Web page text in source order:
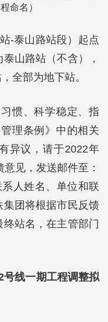
命名）
-泰山路站段）起点
山路站（不含），
全部为地下站。
惯、科学稳定、指
理条例》中的相关
异议，请于2022年
见，发送邮件至：
人姓名、单位和联
团将根据市民反馈
站名，在主管部门
号线一期工程调整拟